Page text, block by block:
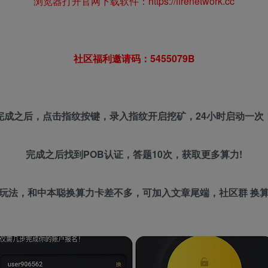
社区福利邀请码：5455079B
成之后，点击指纹按键，录入指纹开启挖矿，24小时启动一次
完成之后找到POB认证，答题10次，获取更多算力!
法，和中本聪换算力卡差不多，可加入文章尾端，社区群 换